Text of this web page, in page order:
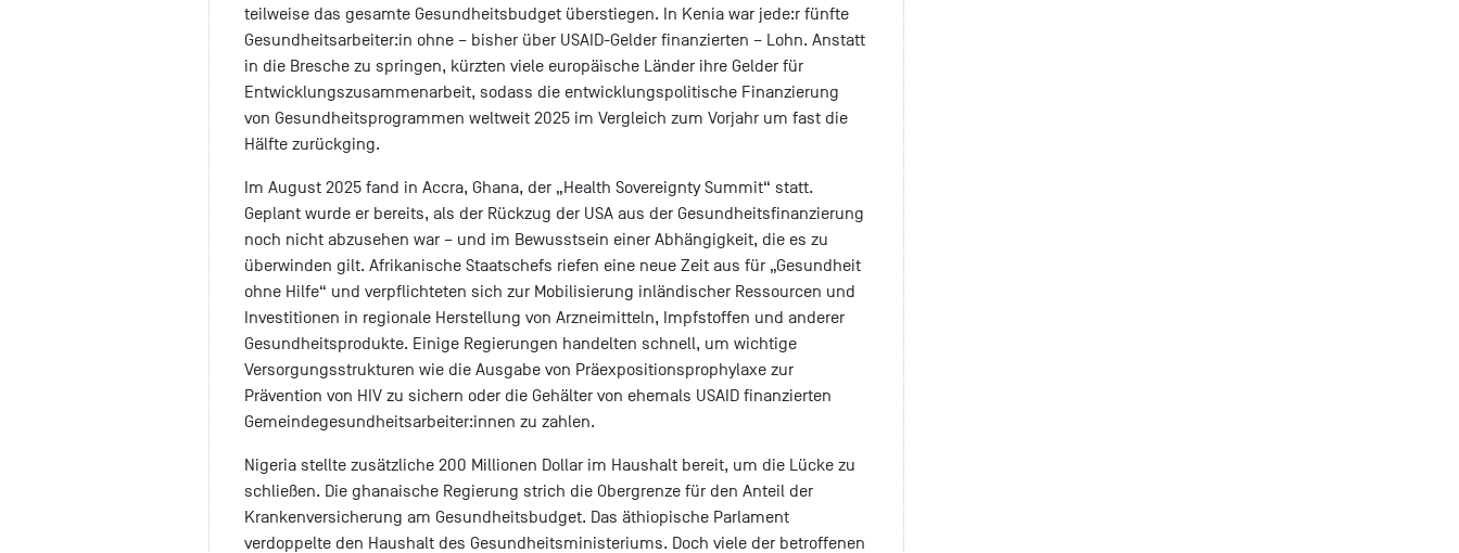
teilweise das gesamte Gesundheitsbudget überstiegen. In Kenia war jede:r fünfte
Gesundheitsarbeiter:in ohne – bisher über USAID-Gelder finanzierten – Lohn. Anstatt
in die Bresche zu springen, kürzten viele europäische Länder ihre Gelder für
Entwicklungszusammenarbeit, sodass die entwicklungspolitische Finanzierung
von Gesundheitsprogrammen weltweit 2025 im Vergleich zum Vorjahr um fast die
Hälfte zurückging.
Im August 2025 fand in Accra, Ghana, der „Health Sovereignty Summit“ statt.
Geplant wurde er bereits, als der Rückzug der USA aus der Gesundheitsfinanzierung
noch nicht abzusehen war – und im Bewusstsein einer Abhängigkeit, die es zu
überwinden gilt. Afrikanische Staatschefs riefen eine neue Zeit aus für „Gesundheit
ohne Hilfe“ und verpflichteten sich zur Mobilisierung inländischer Ressourcen und
Investitionen in regionale Herstellung von Arzneimitteln, Impfstoffen und anderer
Gesundheitsprodukte. Einige Regierungen handelten schnell, um wichtige
Versorgungsstrukturen wie die Ausgabe von Präexpositionsprophylaxe zur
Prävention von HIV zu sichern oder die Gehälter von ehemals USAID finanzierten
Gemeindegesundheitsarbeiter:innen zu zahlen.
Nigeria stellte zusätzliche 200 Millionen Dollar im Haushalt bereit, um die Lücke zu
schließen. Die ghanaische Regierung strich die Obergrenze für den Anteil der
Krankenversicherung am Gesundheitsbudget. Das äthiopische Parlament
verdoppelte den Haushalt des Gesundheitsministeriums. Doch viele der betroffenen